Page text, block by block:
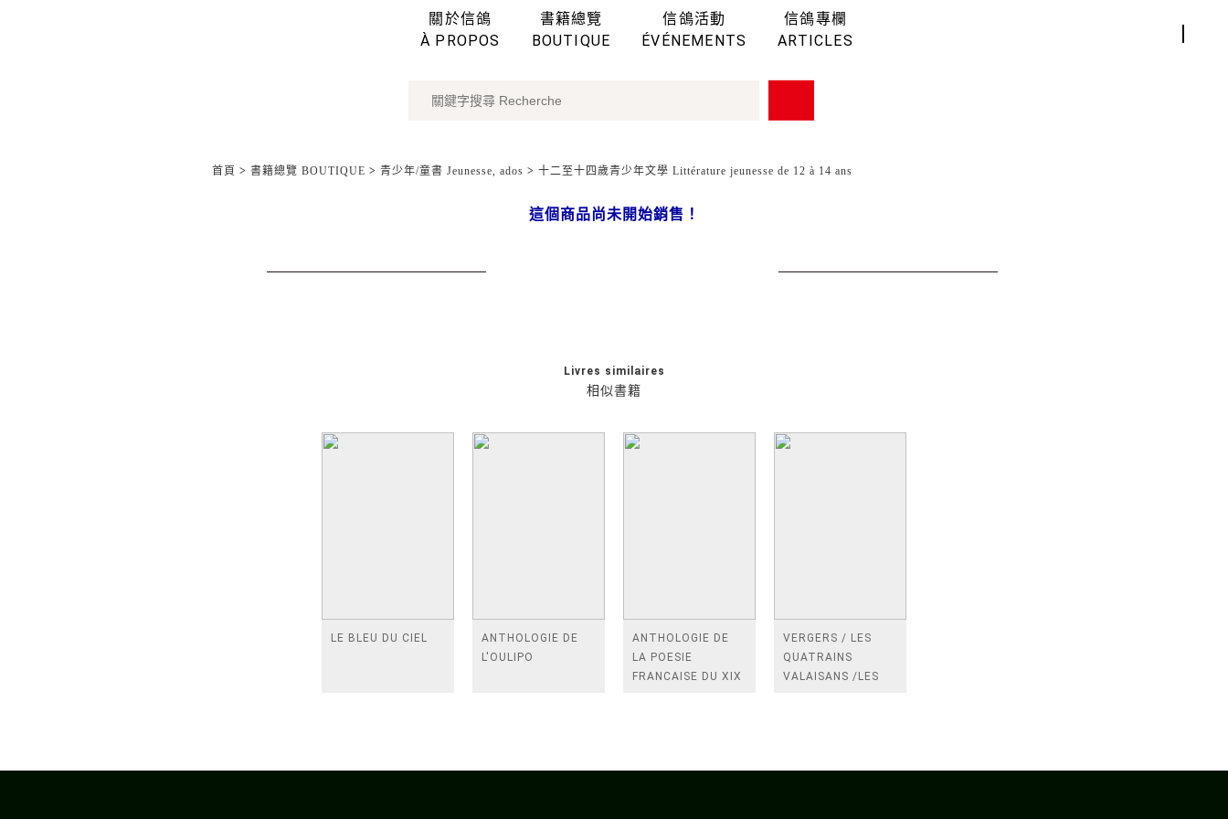
關於信鴿
À PROPOS
書籍總覽
BOUTIQUE
信鴿活動
ÉVÉNEMENTS
信鴿專欄
ARTICLES
首頁 > 書籍總覽 BOUTIQUE > 青少年/童書 Jeunesse, ados > 十二至十四歲青少年文學 Littérature jeunesse de 12 à 14 ans
這個商品尚未開始銷售！
相似書籍
Livres similaires
LE BLEU DU CIEL
ANTHOLOGIE DE
L'OULIPO
ANTHOLOGIE DE
LA POESIE
FRANCAISE DU XIX
VERGERS / LES
QUATRAINS
VALAISANS /LES